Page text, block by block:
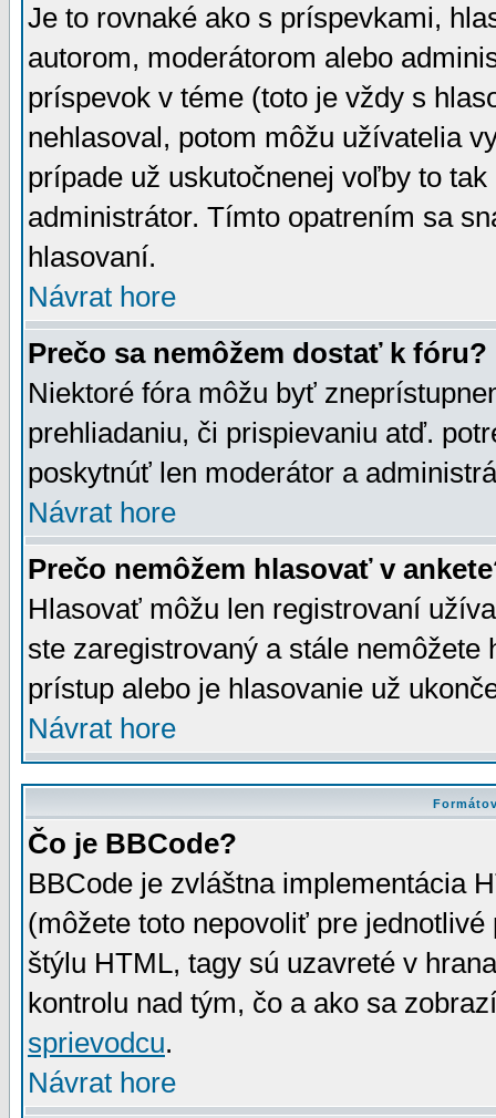
Je to rovnaké ako s príspevkami,
autorom, moderátorom alebo
príspevok v téme (toto je vždy s
nehlasoval, potom môžu užívatelia
prípade už uskutočnenej voľby to
administrátor. Tímto opatrením sa
hlasovaní.
Návrat hore
Prečo sa nemôžem dostať k fóru?
Niektoré fóra môžu byť
prehliadaniu, či prispievaniu atď.
poskytnúť len moderátor a
Návrat hore
Prečo nemôžem hlasovať v
Hlasovať môžu len registrovaní
ste zaregistrovaný a stále
prístup alebo je hlasovanie už
Návrat hore
Čo je BBCode?
BBCode je zvláštna implementácia
(môžete toto nepovoliť pre
štýlu HTML, tagy sú uzavreté v
kontrolu nad tým, čo a ako sa
sprievodcu.
Návrat hore